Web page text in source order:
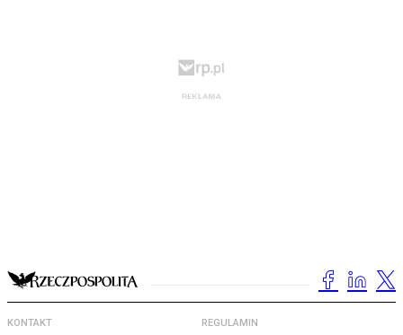
KONTAKT REGULAMIN